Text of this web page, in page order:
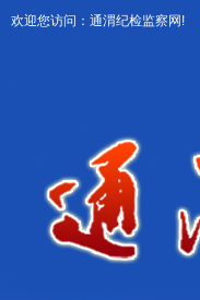
欢迎您访问：通渭纪检监察网!